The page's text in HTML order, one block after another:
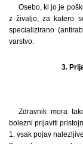
Osebo, ki jo je
z živaljo, za katero
specializirano
varstvo.
3.
Zdravnik mora
bolezni prijaviti
1. vsak pojav